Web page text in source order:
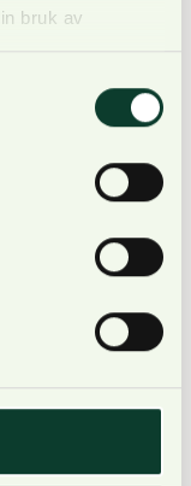
bruk av
oppgavene.
Ved å
skogressursene
som